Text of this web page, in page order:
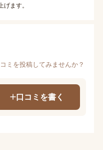
ます。
ミを投稿してみませんか？
口コミを書く